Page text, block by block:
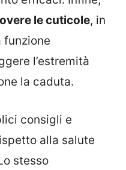
le cuticole, in
funzione
l’estremità
la caduta.
consigli e
alla salute
stesso